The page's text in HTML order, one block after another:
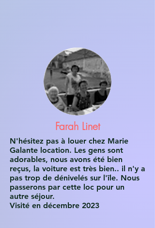
Farah Linet
N'hésitez pas à louer chez Marie
Galante location. Les gens sont
adorables, nous avons été bien
reçus, la voiture est très bien.. il n'y a
pas trop de dénivelés sur l'île. Nous
passerons par cette loc pour un
autre séjour.
Visité en décembre 2023